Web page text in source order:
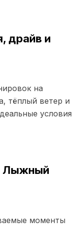
драйв и
на
тёплый ветер и
условия
Лыжный
моменты